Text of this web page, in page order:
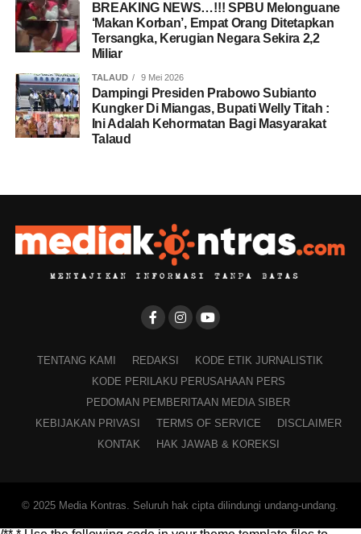
BREAKING NEWS…!!! SPBU Melonguane
‘Makan Korban’, Empat Orang Ditetapkan
Tersangka, Kerugian Negara Sekira 2,2
Miliar
TALAUD 9 Mei 2026
Dampingi Presiden Prabowo Subianto
Kungker Di Miangas, Bupati Welly Titah :
Ini Adalah Kehormatan Bagi Masyarakat
Talaud
TENTANG KAMI REDAKSI
KODE ETIK JURNALISTIK
KODE PERILAKU PERUSAHAAN PERS
PEDOMAN PEMBERITAAN MEDIA SIBER
KEBIJAKAN PRIVASI
TERMS OF SERVICE
DISCLAIMER
KONTAK
HAK JAWAB & KOREKSI
© 2025 Media Kontras. Seluruh hak cipta dilindungi undang-undang.